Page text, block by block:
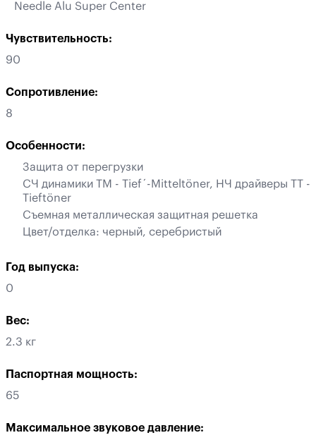
Needle Alu Super Center
Чувствительность:
90
Сопротивление:
8
Особенности:
Защита от перегрузки
СЧ динамики ТМ - Tief´-Mitteltöner, НЧ драйверы ТТ -
Tieftöner
Съемная металлическая защитная решетка
Цвет/отделка: черный, серебристый
Год выпуска:
0
Вес:
2.3 кг
Паспортная мощность:
65
Максимальное звуковое давление: